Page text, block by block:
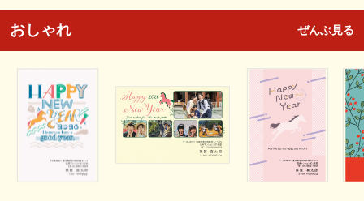
おしゃれ ぜんぶ見る